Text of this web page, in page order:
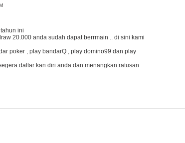
ini
20.000 anda sudah dapat berrmain .. di sini kami
poker , play bandarQ , play domino99 dan play
daftar kan diri anda dan menangkan ratusan